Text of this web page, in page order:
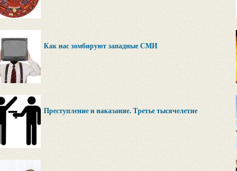
Как нас зомбируют западные СМИ
Преступление и наказание. Третье тысячелетие